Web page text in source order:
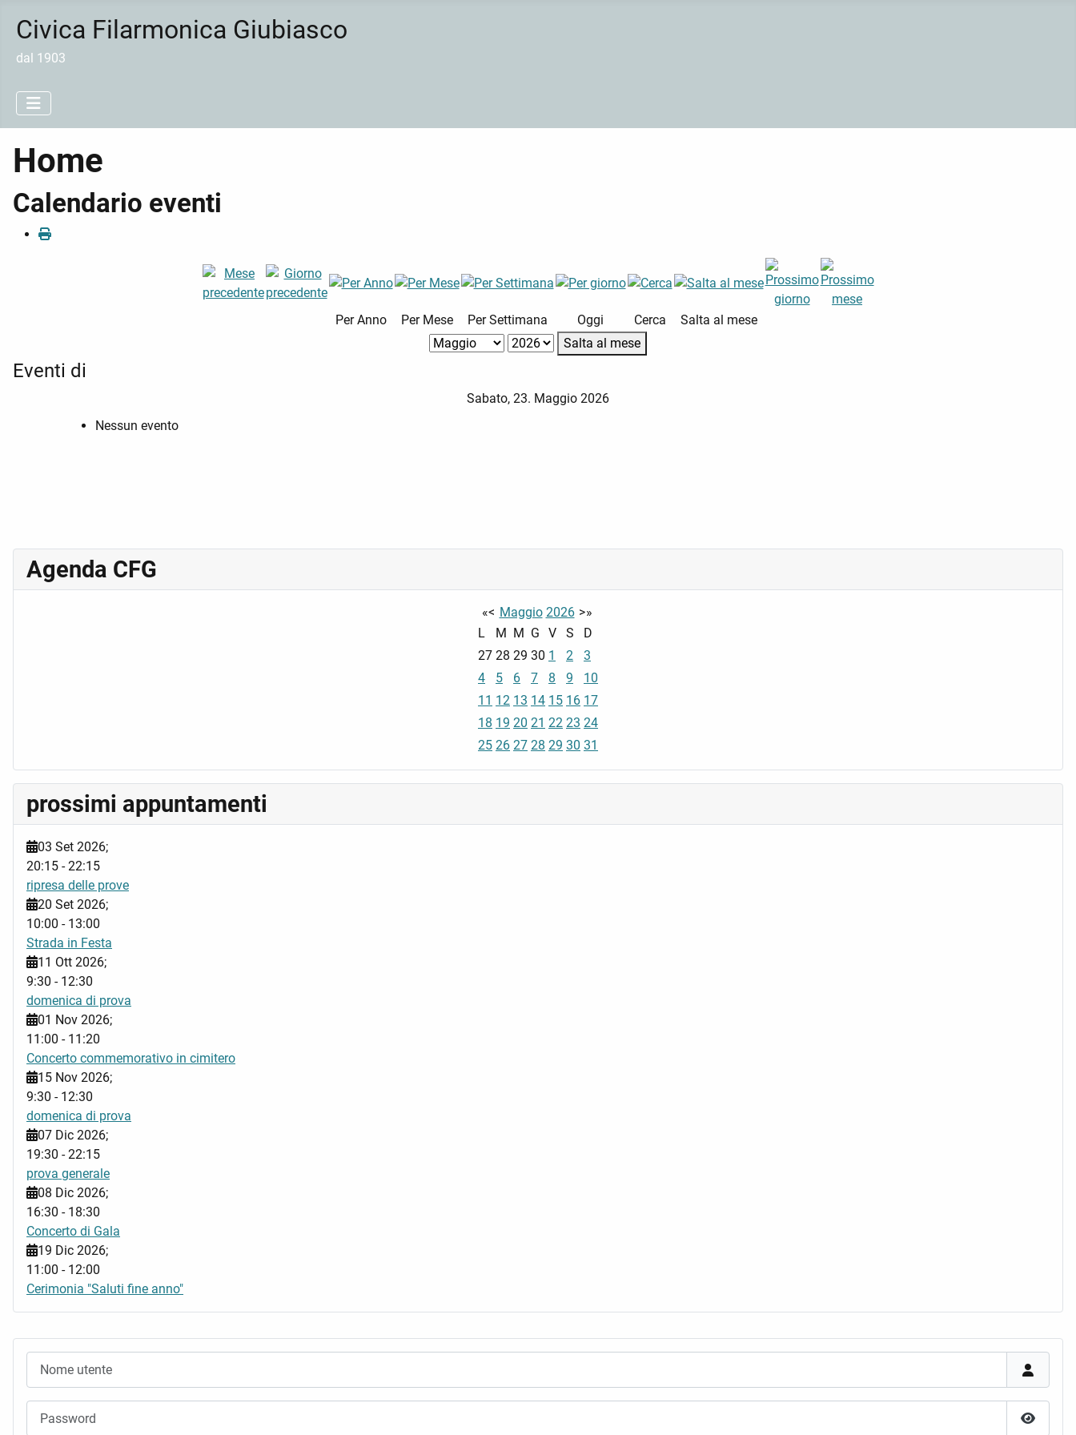
Civica Filarmonica Giubiasco
dal 1903
Home
Calendario eventi
Per Anno Per Mese Per Settimana Oggi Cerca
Salta al mese
Salta al mese
Eventi di
Sabato, 23. Maggio 2026
Nessun evento
Agenda CFG
«< Maggio 2026 >»
L
M M G V S
D
27 28 29 30 1 2
3
4
5 6 7 8 9
10
11 12 13 14 15 16 17
18 19 20 21 22 23 24
25 26 27 28 29 30 31
prossimi appuntamenti
03 Set 2026;
20:15 -22:15
ripresa delle prove
20 Set 2026;
10:00 - 13:00
Strada in Festa
11 Ott 2026;
9:30 - 12:30
domenica di prova
01 Nov 2026;
11:00 - 11:20
Concerto commemorativo in cimitero
15 Nov 2026;
9:30 - 12:30
domenica di prova
07 Dic 2026;
19:30 -22:15
prova generale
08 Dic 2026;
16:30 - 18:30
Concerto di Gala
19 Dic 2026;
11:00 - 12:00
Cerimonia "Saluti fine anno"